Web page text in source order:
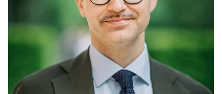
UTMÄRKELSER
ÖVRIGA FORMAT
KONTAKT